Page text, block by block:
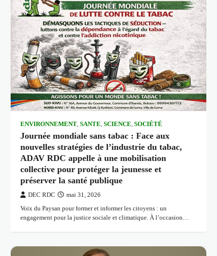
ENVIRONNEMENT,SANTE,SCIENCE,SOCIÉTÉ
Journée mondiale sans tabac : Face aux
nouvelles stratégies de l’industrie du tabac,
ADAV RDC appelle à une mobilisation
collective pour protéger la jeunesse et
préserver la santé publique
DEC RDC mai 31, 2026
Voix du Paysan pour former et informer les citoyens : un
engagement pour la justice sociale et climatique. À l’occasion…